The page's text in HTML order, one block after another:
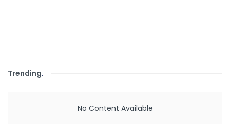
Trending.
No Content Available